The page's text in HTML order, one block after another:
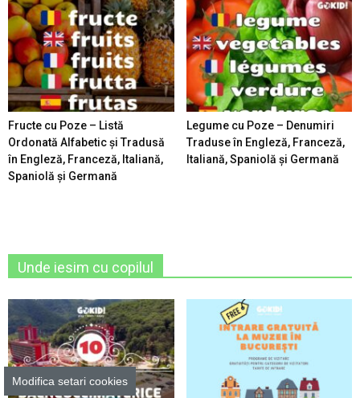
Fructe cu Poze – Listă
Ordonată Alfabetic şi Tradusă
în Engleză, Franceză, Italiană,
Spaniolă şi Germană
Legume cu Poze – Denumiri
Traduse în Engleză, Franceză,
Italiană, Spaniolă şi Germană
Unde iesim cu copilul
Modifica setari cookies